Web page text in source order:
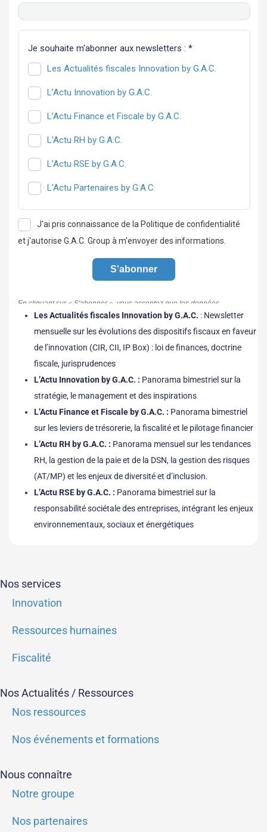
Les Actualités fiscales Innovation by G.A.C. : Newsletter
mensuelle sur les évolutions des dispositifs fiscaux en faveur
de l’innovation (CIR, CII, IP Box) : loi de finances, doctrine
fiscale, jurisprudences
L’Actu Innovation by G.A.C. : Panorama bimestriel sur la
stratégie, le management et des inspirations
L’Actu Finance et Fiscale by G.A.C. : Panorama bimestriel
sur les leviers de trésorerie, la fiscalité et le pilotage financier
L’Actu RH by G.A.C. : Panorama mensuel sur les tendances
RH, la gestion de la paie et de la DSN, la gestion des risques
(AT/MP) et les enjeux de diversité et d’inclusion.
L’Actu RSE by G.A.C. : Panorama bimestriel sur la
responsabilité sociétale des entreprises, intégrant les enjeux
environnementaux, sociaux et énergétiques
Nos services
Innovation
Ressources humaines
Fiscalité
Nos Actualités / Ressources
Nos ressources
Nos événements et formations
Nous connaître
Notre groupe
Nos partenaires